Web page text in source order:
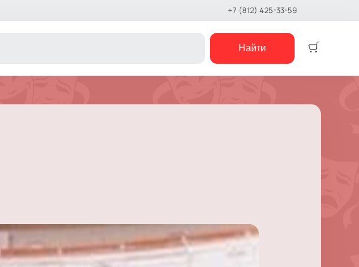
+7 (812) 425-33-59
Новогодние концерты
Литературные чтения
Новогоднее шоу
Найти